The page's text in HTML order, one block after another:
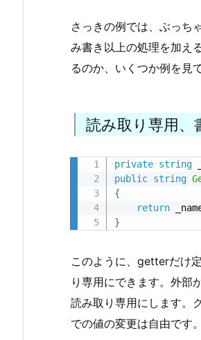
さっきの例では、ぶっち
み書き以上の処理を加え
るのか、いくつか例を見
読み取り専用、
private string
public string
{
return
}
このように、getterだけ
り専用にできます。外部
読み取り専用にします。
での値の変更は自由です。